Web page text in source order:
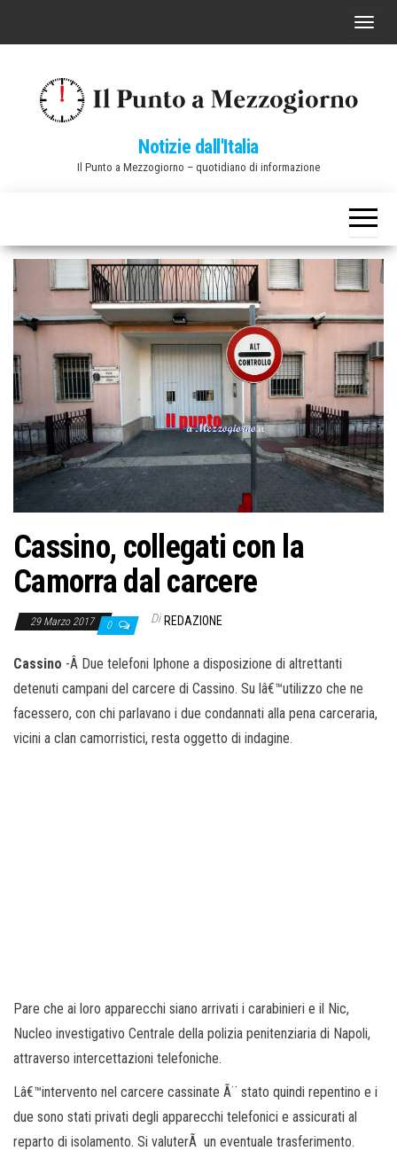
C
a
v
i
a
z
i
o
n
e
Notizie dall'Italia
Il Punto a Mezzogiorno – quotidiano di informazione
Cassino, collegati con la
Camorra dal carcere
29 Marzo 2017 0 Di REDAZIONE
Cassino -Â Due telefoni Iphone a disposizione di altrettanti
detenuti campani del carcere di Cassino. Su lâ€™utilizzo che ne
facessero, con chi parlavano i due condannati alla pena carceraria,
vicini a clan camorristici, resta oggetto di indagine.
Pare che ai loro apparecchi siano arrivati i carabinieri e il Nic,
Nucleo investigativo Centrale della polizia penitenziaria di Napoli,
attraverso intercettazioni telefoniche.
Lâ€™intervento nel carcere cassinate Ã¨ stato quindi repentino e i
due sono stati privati degli apparecchi telefonici e assicurati al
reparto di isolamento. Si valuterÃ un eventuale trasferimento.